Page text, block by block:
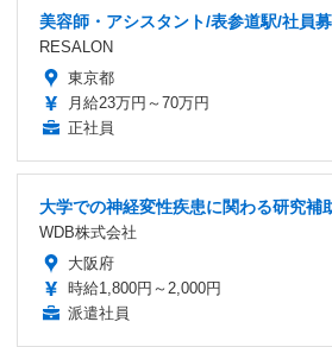
美容師・アシスタント/表参道駅/社員
RESALON
東京都
月給23万円～70万円
正社員
大学での神経変性疾患に関わる研究補
WDB株式会社
大阪府
時給1,800円～2,000円
派遣社員